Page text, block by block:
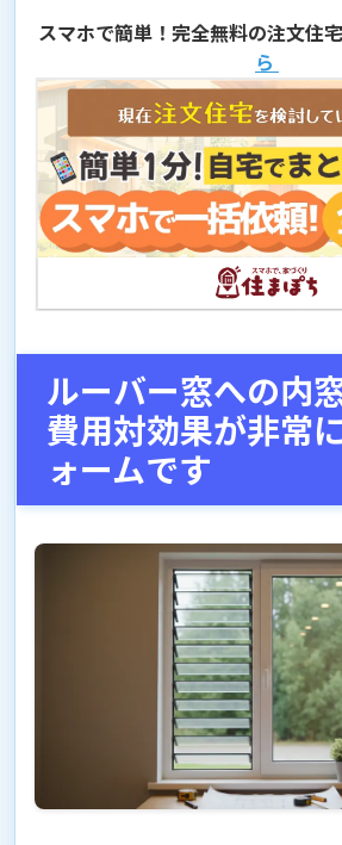
スマホで簡単！完全無料の注文住
ら
ルーバー窓への内
費用対効果が非常
ォームです